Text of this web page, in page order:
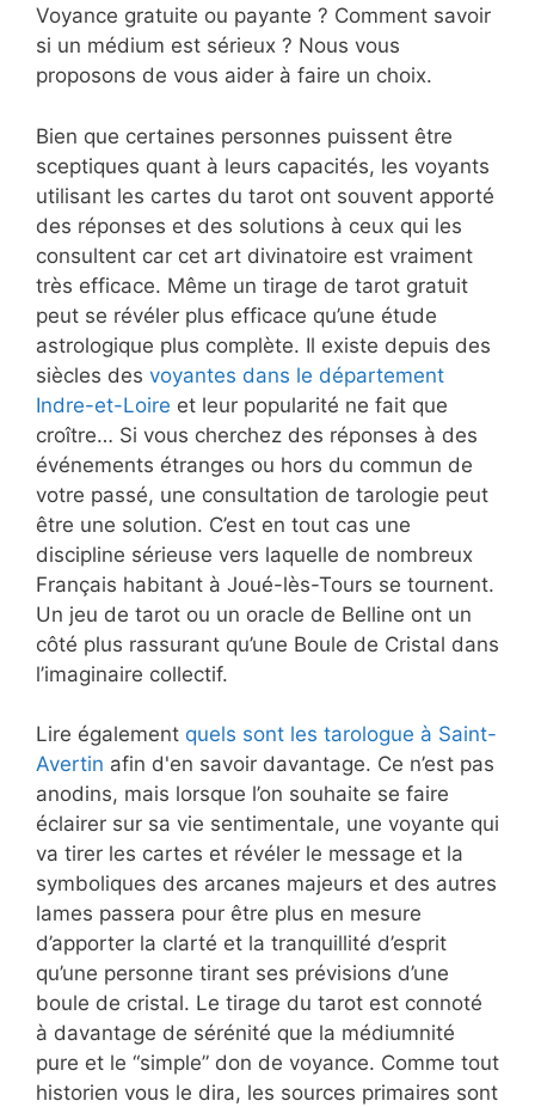
Voyance gratuite ou payante ? Comment savoir
si un médium est sérieux ? Nous vous
proposons de vous aider à faire un choix.
Bien que certaines personnes puissent être
sceptiques quant à leurs capacités, les voyants
utilisant les cartes du tarot ont souvent apporté
des réponses et des solutions à ceux qui les
consultent car cet art divinatoire est vraiment
très efficace. Même un tirage de tarot gratuit
peut se révéler plus efficace qu’une étude
astrologique plus complète. Il existe depuis des
siècles des voyantes dans le département
Indre-et-Loire et leur popularité ne fait que
croître… Si vous cherchez des réponses à des
événements étranges ou hors du commun de
votre passé, une consultation de tarologie peut
être une solution. C’est en tout cas une
discipline sérieuse vers laquelle de nombreux
Français habitant à Joué-lès-Tours se tournent.
Un jeu de tarot ou un oracle de Belline ont un
côté plus rassurant qu’une Boule de Cristal dans
l’imaginaire collectif.
Lire également quels sont les tarologue à Saint-
Avertin afin d'en savoir davantage. Ce n’est pas
anodins, mais lorsque l’on souhaite se faire
éclairer sur sa vie sentimentale, une voyante qui
va tirer les cartes et révéler le message et la
symboliques des arcanes majeurs et des autres
lames passera pour être plus en mesure
d’apporter la clarté et la tranquillité d’esprit
qu’une personne tirant ses prévisions d’une
boule de cristal. Le tirage du tarot est connoté
à davantage de sérénité que la médiumnité
pure et le “simple” don de voyance. Comme tout
historien vous le dira, les sources primaires sont